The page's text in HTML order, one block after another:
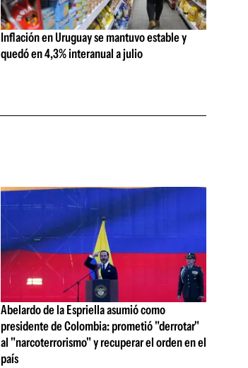
Inflación en Uruguay se mantuvo estable y
quedó en 4,3% interanual a julio
Abelardo de la Espriella asumió como
presidente de Colombia: prometió "derrotar"
al "narcoterrorismo" y recuperar el orden en el
país